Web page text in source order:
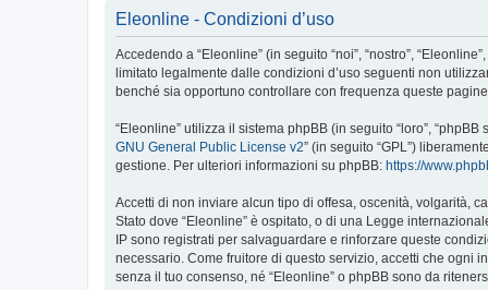
Eleonline - Condizioni d’uso
Accedendo a “Eleonline” (in seguito “noi”, “nostro”,
limitato legalmente dalle condizioni d’uso seguenti non
benché sia opportuno controllare con frequenza queste
“Eleonline” utilizza il sistema phpBB (in seguito “loro”,
GNU General Public License v2” (in seguito “GPL”)
gestione. Per ulteriori informazioni su phpBB: https://
Accetti di non inviare alcun tipo di offesa, oscenità, volgarità,
Stato dove “Eleonline” è ospitato, o di una Legge
IP sono registrati per salvaguardare e rinforzare queste
necessario. Come fruitore di questo servizio, accetti che ogni
senza il tuo consenso, né “Eleonline” o phpBB sono da